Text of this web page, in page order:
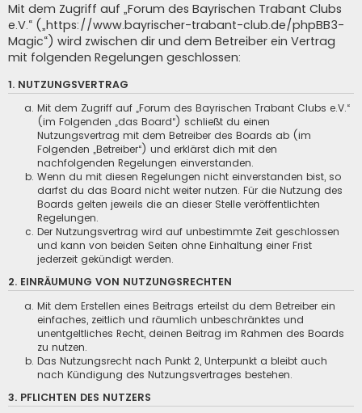
Mit dem Zugriff auf „Forum des Bayrischen Trabant Clubs
e.V.“ („https://www.bayrischer-trabant-club.de/phpBB3-
Magic“) wird zwischen dir und dem Betreiber ein Vertrag
mit folgenden Regelungen geschlossen:
1. NUTZUNGSVERTRAG
Mit dem Zugriff auf „Forum des Bayrischen Trabant Clubs e.V.“
(im Folgenden „das Board“) schließt du einen
Nutzungsvertrag mit dem Betreiber des Boards ab (im
Folgenden „Betreiber“) und erklärst dich mit den
nachfolgenden Regelungen einverstanden.
Wenn du mit diesen Regelungen nicht einverstanden bist, so
darfst du das Board nicht weiter nutzen. Für die Nutzung des
Boards gelten jeweils die an dieser Stelle veröffentlichten
Regelungen.
Der Nutzungsvertrag wird auf unbestimmte Zeit geschlossen
und kann von beiden Seiten ohne Einhaltung einer Frist
jederzeit gekündigt werden.
2. EINRÄUMUNG VON NUTZUNGSRECHTEN
Mit dem Erstellen eines Beitrags erteilst du dem Betreiber ein
einfaches, zeitlich und räumlich unbeschränktes und
unentgeltliches Recht, deinen Beitrag im Rahmen des Boards
zu nutzen.
Das Nutzungsrecht nach Punkt 2, Unterpunkt a bleibt auch
nach Kündigung des Nutzungsvertrages bestehen.
3. PFLICHTEN DES NUTZERS